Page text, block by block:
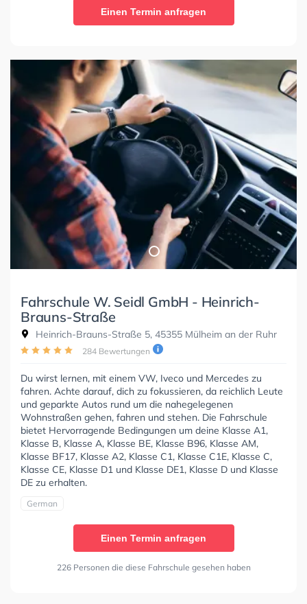
Einen Termin anfragen
Fahrschule W. Seidl GmbH - Heinrich-
Brauns-Straße
Heinrich-Brauns-Straße 5, 45355 Mülheim an der Ruhr
284 Bewertungen
Du wirst lernen, mit einem VW, Iveco und Mercedes zu
fahren. Achte darauf, dich zu fokussieren, da reichlich Leute
und geparkte Autos rund um die nahegelegenen
Wohnstraßen gehen, fahren und stehen. Die Fahrschule
bietet Hervorragende Bedingungen um deine Klasse A1,
Klasse B, Klasse A, Klasse BE, Klasse B96, Klasse AM,
Klasse BF17, Klasse A2, Klasse C1, Klasse C1E, Klasse C,
Klasse CE, Klasse D1 und Klasse DE1, Klasse D und Klasse
DE zu erhalten.
German
Einen Termin anfragen
226 Personen die diese Fahrschule gesehen haben